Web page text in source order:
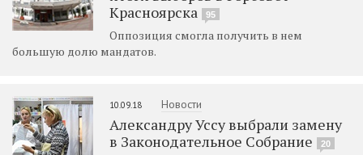
Красноярска
95
Оппозиция смогла получить в нем
большую долю мандатов.
10.09.18 Новости
Александру Уссу выбрали замену
в Законодательное Собрание
20